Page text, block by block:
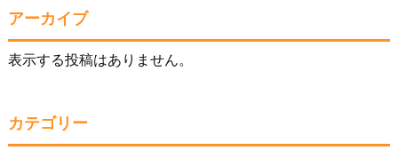
アーカイブ
表示する投稿はありません。
カテゴリー